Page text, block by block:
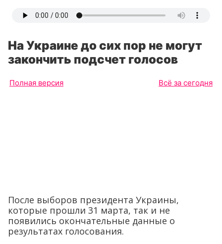
На Украине до сих пор не могут
закончить подсчет голосов
Полная версия Всё за сегодня
После выборов президента Украины,
которые прошли 31 марта, так и не
появились окончательные данные о
результатах голосования.